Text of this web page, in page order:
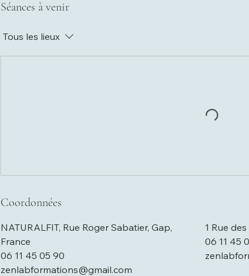
Séances à venir
Tous les lieux
Coordonnées
NATURALFIT, Rue Roger Sabatier, Gap,
France
06 11 45 05 90
zenlabformations@gmail.com
1 Rue
06 11 45